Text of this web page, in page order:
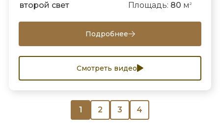
второй свет
Площадь: 80 м 2
Подробнее
Смотреть видео
1 2 3 4